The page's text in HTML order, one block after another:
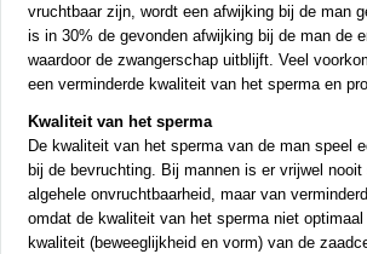
vruchtbaar zijn, wordt een afwijking bij de man
is in 30% de gevonden afwijking bij de man de
waardoor de zwangerschap uitblijft. Veel
een verminderde kwaliteit van het sperma en
Kwaliteit van het sperma
De kwaliteit van het sperma van de man speel
bij de bevruchting. Bij mannen is er vrijwel nooit
algehele onvruchtbaarheid, maar van
omdat de kwaliteit van het sperma niet
kwaliteit (beweeglijkheid en vorm) van de